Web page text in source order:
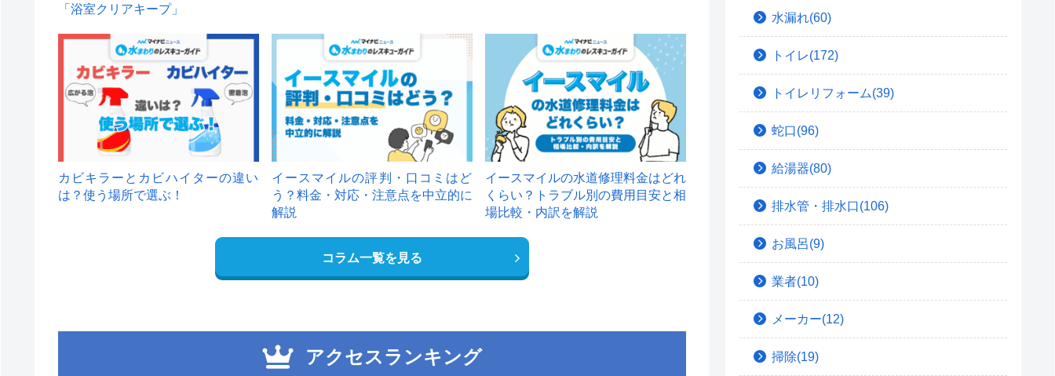
「浴室クリアキープ」
カビキラーとカビハイターの違い
は？使う場所で選ぶ！
イースマイルの評判・口コミはど
う？料金・対応・注意点を中立的に
解説
イースマイルの水道修理料金はどれ
くらい？トラブル別の費用目安と相
場比較・内訳を解説
コラム一覧を見る
アクセスランキング
水漏れ(60)
トイレ(172)
トイレリフォーム(39)
蛇口(96)
給湯器(80)
排水管・排水口(106)
お風呂(9)
業者(10)
メーカー(12)
掃除(19)